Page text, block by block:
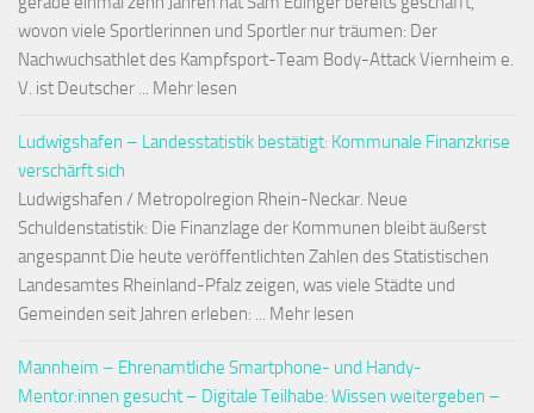
wovon viele Sportlerinnen und Sportler nur träumen: Der
Nachwuchsathlet des Kampfsport-Team Body-Attack Viernheim e.
V. ist Deutscher ... Mehr lesen
Ludwigshafen – Landesstatistik bestätigt: Kommunale Finanzkrise
verschärft sich
Ludwigshafen / Metropolregion Rhein-Neckar. Neue
Schuldenstatistik: Die Finanzlage der Kommunen bleibt äußerst
angespannt Die heute veröffentlichten Zahlen des Statistischen
Landesamtes Rheinland-Pfalz zeigen, was viele Städte und
Gemeinden seit Jahren erleben: ... Mehr lesen
Mannheim – Ehrenamtliche Smartphone- und Handy-
Mentor:innen gesucht – Digitale Teilhabe: Wissen weitergeben –